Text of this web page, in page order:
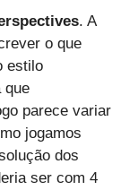
. A
o que
estilo
que
parece variar
jogamos
dos
ser com 4